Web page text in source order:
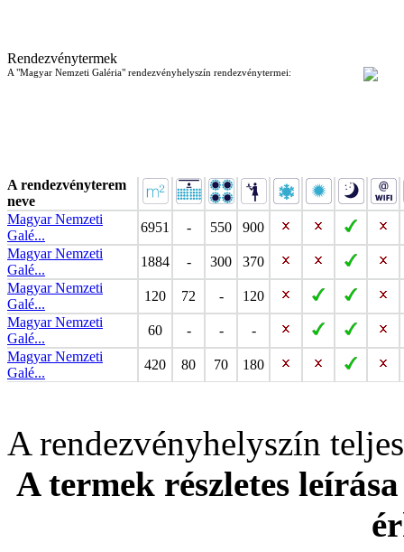
Rendezvénytermek
A "Magyar Nemzeti Galéria" rendezvényhelyszín rendezvénytermei:
A rendezvényterem
neve
Magyar Nemzeti
Galé...
6951 - 550
900
Magyar Nemzeti
Galé...
1884 - 300
370
Magyar Nemzeti
Galé...
120 72 -
120
Magyar Nemzeti
Galé...
60 - -
-
Magyar Nemzeti
Galé...
420 80 70 180
A rendezvényhelyszín
A termek részletes